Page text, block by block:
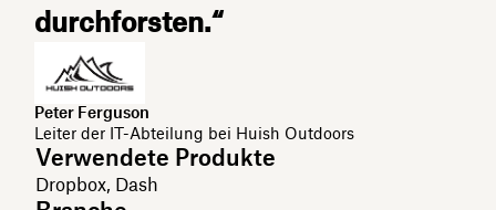
durchforsten.“
Peter Ferguson
Leiter der IT-Abteilung bei Huish Outdoors
Verwendete Produkte
Dropbox, Dash